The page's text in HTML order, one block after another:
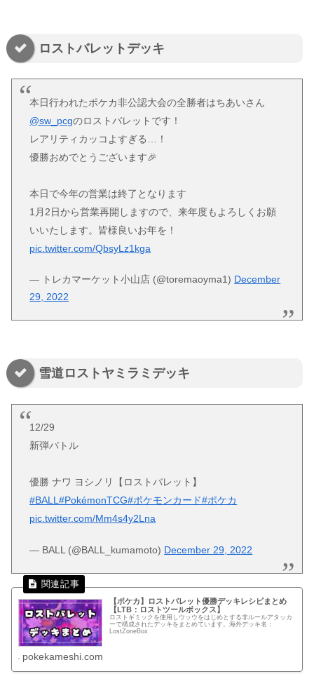
ロストバレットデッキ
本日行われたポケカ非公認大会の全勝者はちあいさん
@sw_pcgのロストバレットです！
レアリティカッコよすぎる…！
優勝おめでとうございます🎉
本日で今年の営業は終了となります
1月2日から営業再開しますので、来年度もよろしくお願
いいたします。皆様良いお年を！
pic.twitter.com/QbsyLz1kga
— トレカマーケット小山店 (@toremaoyma1) December
29, 2022
雪道ロストヤミラミデッキ
12/29
新弾バトル
優勝 ナワ ヨシノリ【ロストバレット】
#BALL#PokémonTCG#ポケモンカード#ポケカ
pic.twitter.com/Mm4s4y2Lna
— BALL (@BALL_kumamoto) December 29, 2022
【ポケカ】ロストバレット優勝デッキレシピまとめ
【LTB：ロストツールボックス】
ロストギミックを使用しウッウをはじめとする非ルールアタッカ
ーで構成されたデッキをまとめています。海外デッキ名：
LostZoneBox
pokekameshi.com